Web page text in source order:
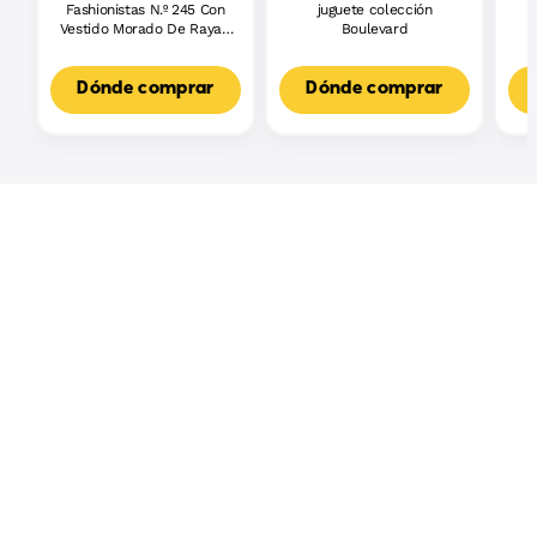
Fashionistas N.º 245 Con
Vestido Morado De Rayas,
Con Accesorios
Dónde comprar
juguete colección
Boulevard
Dónde comprar